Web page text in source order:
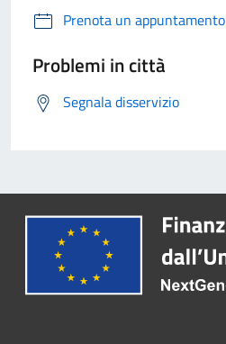
Prenota un appuntamento
Problemi in città
Segnala disservizio